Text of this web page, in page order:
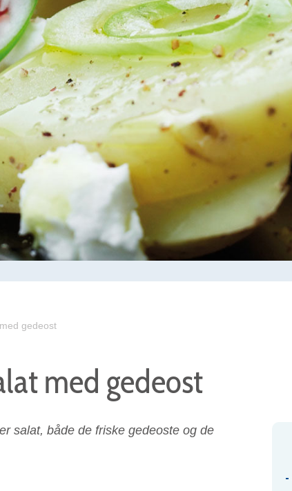
gedeost
med gedeost
salat, både de friske gedeoste og de